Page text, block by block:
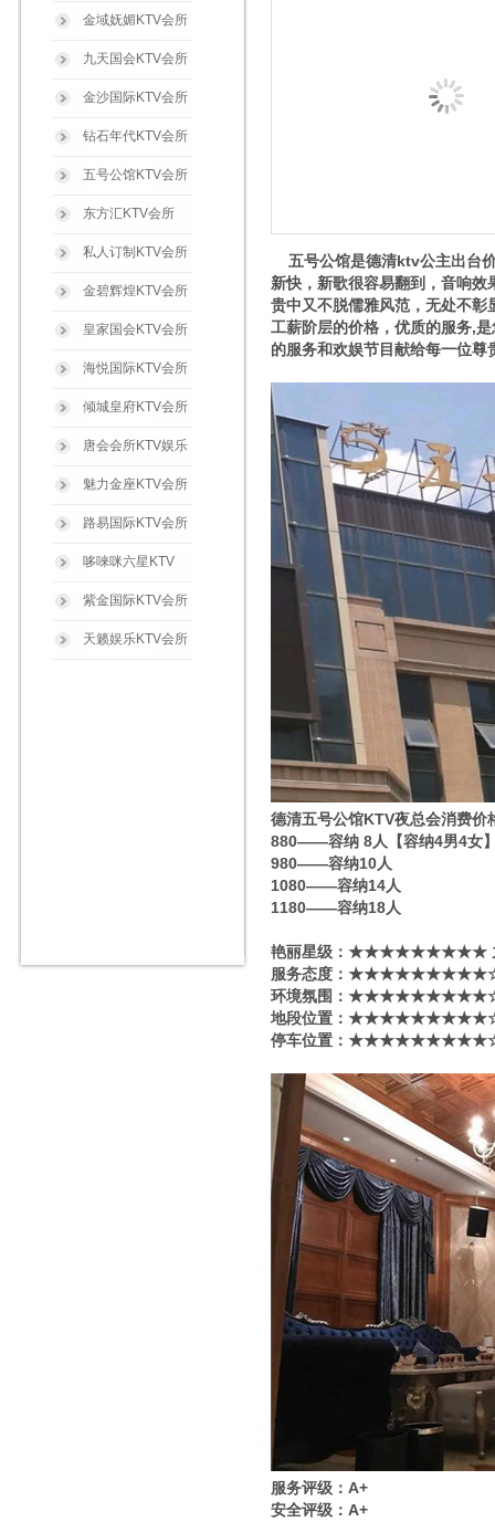
金域妩媚KTV会所
九天国会KTV会所
金沙国际KTV会所
钻石年代KTV会所
五号公馆KTV会所
东方汇KTV会所
私人订制KTV会所
金碧辉煌KTV会所
皇家国会KTV会所
海悦国际KTV会所
倾城皇府KTV会所
唐会会所KTV娱乐
魅力金座KTV会所
路易国际KTV会所
哆唻咪六星KTV
紫金国际KTV会所
天籁娱乐KTV会所
五号公馆是德清ktv公主出台
新快，新歌很容易翻到，音响
贵中又不脱儒雅风范，无处不
工薪阶层的价格，优质的服务,
的服务和欢娱节目献给每一位
德清五号公馆KTV夜总会消费价
880——容纳 8人【容纳4男4女
980——容纳10人
1080——容纳14人
1180——容纳18人
艳丽星级​‌‌：★★★★★★★★★
服务态度：★★★★★★★★★☆
环境氛围：★★★★★★★★★☆
地段位置：★★★★★★★★★☆
停车位置：★★★★★★★★★☆
服务评级：A+
安全评级：A+